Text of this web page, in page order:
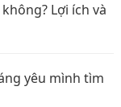
Lợi ích và
yêu mình tìm